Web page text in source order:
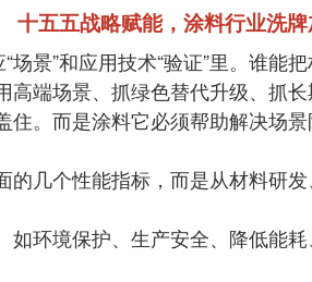
十五五战略赋能，涂料行业洗
景”和应用技术“验证”里。谁能
场景、抓绿色替代升级、抓长
而是涂料它必须帮助解决场景
几个性能指标，而是从材料研
环境保护、生产安全、降低能